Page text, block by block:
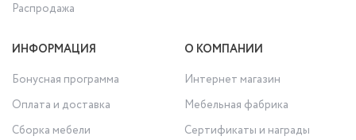
Распродажа
ИНФОРМАЦИЯ
Бонусная программа
Оплата и доставка
Сборка мебели
О КОМПАНИИ
Интернет магазин
Мебельная фабрика
Сертификаты и награды